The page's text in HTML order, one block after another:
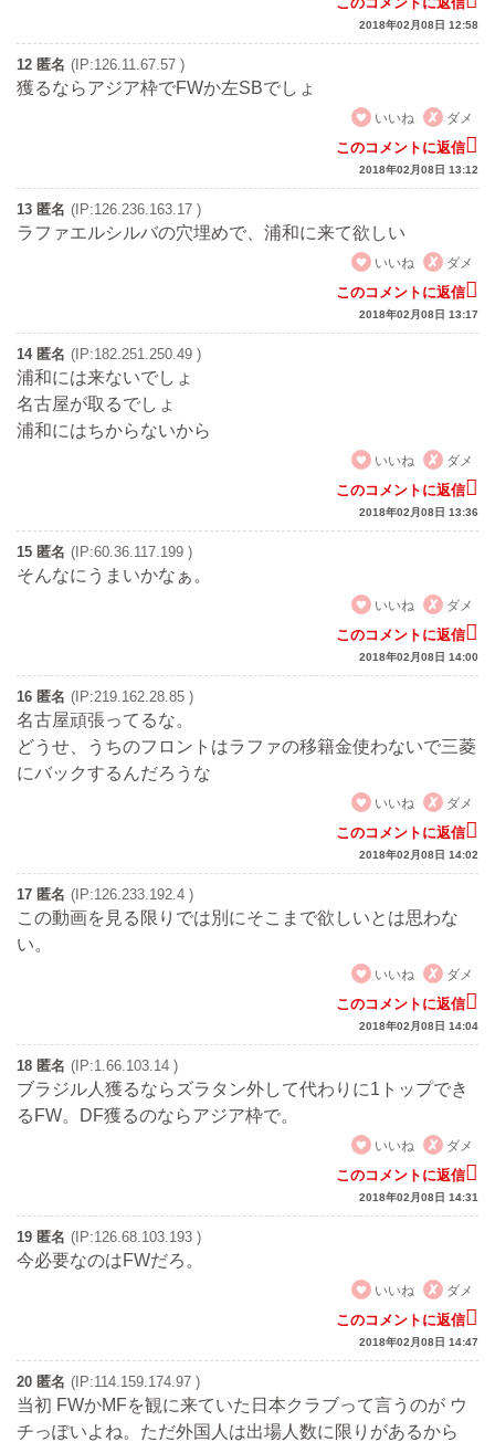
2018年02月08日 12:58
12 匿名 (IP:126.11.67.57 )
獲るならアジア枠でFWか左SBでしょ
いいね
ダメ
このコメントに返信
2018年02月08日 13:12
13 匿名 (IP:126.236.163.17 )
ラファエルシルバの穴埋めで、浦和に来て欲しい
いいね
ダメ
このコメントに返信
2018年02月08日 13:17
14 匿名 (IP:182.251.250.49 )
浦和には来ないでしょ
名古屋が取るでしょ
浦和にはちからないから
いいね
ダメ
このコメントに返信
2018年02月08日 13:36
15 匿名 (IP:60.36.117.199 )
そんなにうまいかなぁ。
いいね
ダメ
このコメントに返信
2018年02月08日 14:00
16 匿名 (IP:219.162.28.85 )
名古屋頑張ってるな。
どうせ、うちのフロントはラファの移籍金使わないで三菱
にバックするんだろうな
いいね
ダメ
このコメントに返信
2018年02月08日 14:02
17 匿名 (IP:126.233.192.4 )
この動画を見る限りでは別にそこまで欲しいとは思わな
い。
いいね
ダメ
このコメントに返信
2018年02月08日 14:04
18 匿名 (IP:1.66.103.14 )
ブラジル人獲るならズラタン外して代わりに1トップでき
るFW。DF獲るのならアジア枠で。
いいね
ダメ
このコメントに返信
2018年02月08日 14:31
19 匿名 (IP:126.68.103.193 )
今必要なのはFWだろ。
いいね
ダメ
このコメントに返信
2018年02月08日 14:47
20 匿名 (IP:114.159.174.97 )
当初 FWかMFを観に来ていた日本クラブって言うのが ウ
チっぽいよね。ただ外国人は出場人数に限りがあるから